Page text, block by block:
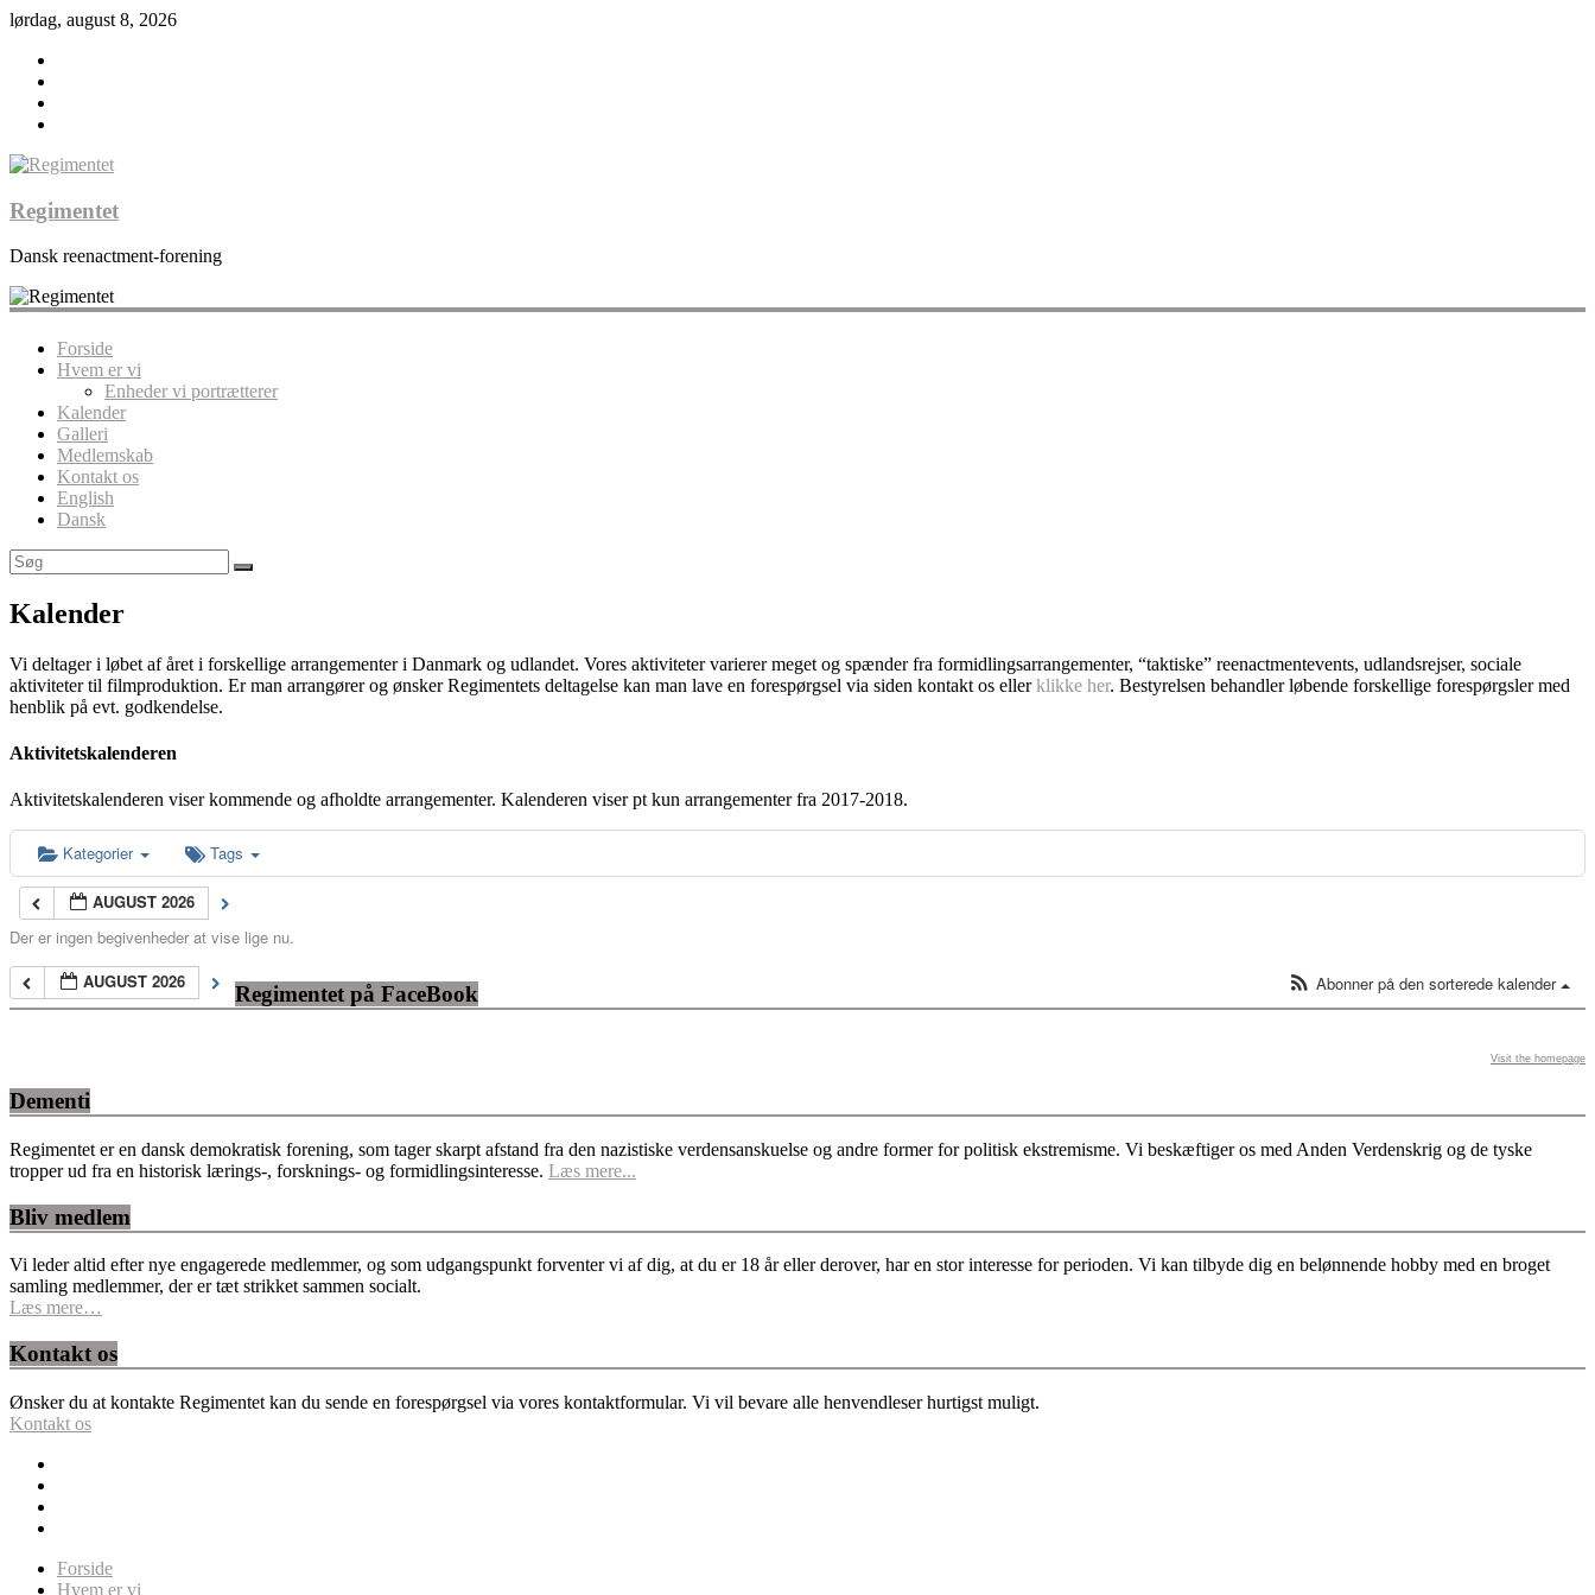
lørdag, august 8, 2026
Regimentet
Dansk reenactment-forening
Forside
Hvem er vi
Enheder vi portrætterer
Kalender
Galleri
Medlemskab
Kontakt os
English
Dansk
Kalender
Vi deltager i løbet af året i forskellige arrangementer i Danmark og udlandet. Vores aktiviteter varierer meget og spænder fra formidlingsarrangementer, “taktiske” reenactmentevents, udlandsrejser, sociale
aktiviteter til filmproduktion. Er man arrangører og ønsker Regimentets deltagelse kan man lave en forespørgsel via siden kontakt os ellerklikke her. Bestyrelsen behandler løbende forskellige forespørgsler med
henblik på evt. godkendelse.
Aktivitetskalenderen
Aktivitetskalenderen viser kommende og afholdte arrangementer. Kalenderen viser pt kun arrangementer fra 2017-2018.
Kategorier Tags
AUGUST 2026
Der er ingen begivenheder at vise lige nu.
AUGUST 2026
Abonner på den sorterede kalender
Regimentet på FaceBook
Visit the homepage
Dementi
Regimentet er en dansk demokratisk forening, som tager skarpt afstand fra den nazistiske verdensanskuelse og andre former for politisk ekstremisme. Vi beskæftiger os med Anden Verdenskrig og de tyske
tropper ud fra en historisk lærings-, forsknings- og formidlingsinteresse. Læs mere...
Bliv medlem
Vi leder altid efter nye engagerede medlemmer, og som udgangspunkt forventer vi af dig, at du er 18 år eller derover, har en stor interesse for perioden. Vi kan tilbyde dig en belønnende hobby med en broget
samling medlemmer, der er tæt strikket sammen socialt.
Læs mere…
Kontakt os
Ønsker du at kontakte Regimentet kan du sende en forespørgsel via vores kontaktformular. Vi vil bevare alle henvendleser hurtigst muligt.
Kontakt os
Forside
Hvem er vi